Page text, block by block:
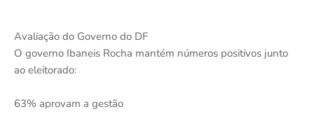
Avaliação do Governo do DF
O governo Ibaneis Rocha mantém números positivos junto
ao eleitorado:
63% aprovam a gestão